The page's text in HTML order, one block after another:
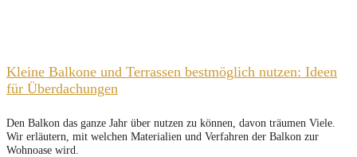
Kleine Balkone und Terrassen bestmöglich nutzen: Ideen
für Überdachungen
Den Balkon das ganze Jahr über nutzen zu können, davon träumen Viele.
Wir erläutern, mit welchen Materialien und Verfahren der Balkon zur
Wohnoase wird.